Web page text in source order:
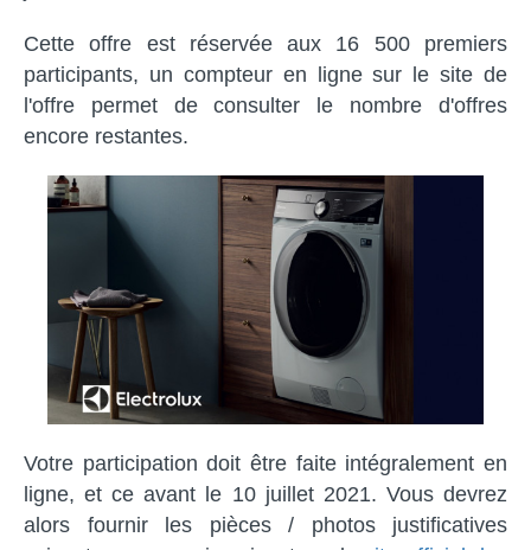
Cette offre est réservée aux 16 500 premiers
participants, un compteur en ligne sur le site de
l'offre permet de consulter le nombre d'offres
encore restantes.
Votre participation doit être faite intégralement en
ligne, et ce avant le 10 juillet 2021. Vous devrez
alors fournir les pièces / photos justificatives